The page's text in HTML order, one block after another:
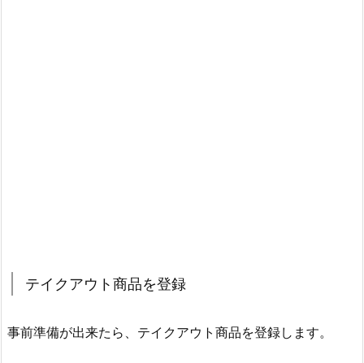
テイクアウト商品を登録
事前準備が出来たら、テイクアウト商品を登録します。